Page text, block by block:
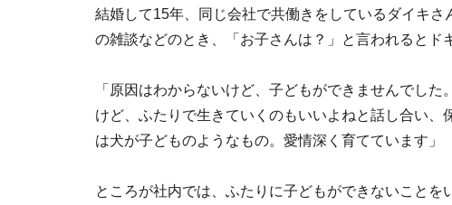
結婚して15年、同じ会社で共働きをしているダイキ
の雑談などのとき、「お子さんは？」と言われるとド
「原因はわからないけど、子どもができませんでし
けど、ふたりで生きていくのもいいよねと話し合い
は犬が子どものようなもの。愛情深く育てています」
ところが社内では、ふたりに子どもができないこと